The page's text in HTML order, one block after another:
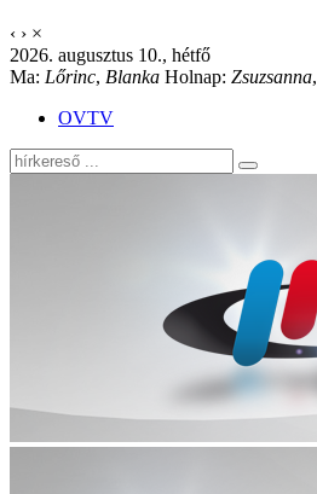
‹ › ×
2026. augusztus 10., hétfő
Ma: Lőrinc, Blanka Holnap: Zsuzsanna,
OVTV